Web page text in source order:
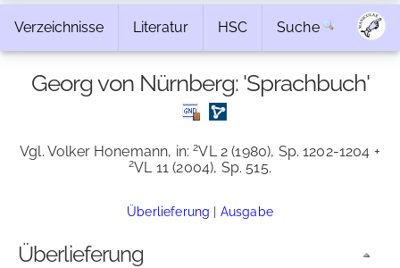
Verzeichnisse Literatur HSC Suche
Georg von Nürnberg: 'Sprachbuch'
Vgl. Volker Honemann, in:2VL 2 (1980), Sp. 1202-1204 +
2VL 11 (2004), Sp. 515.
Überlieferung | Ausgabe
Überlieferung